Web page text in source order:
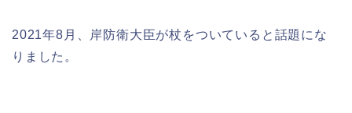
2021年8月、岸防衛大臣が杖をついていると話題にな
りました。